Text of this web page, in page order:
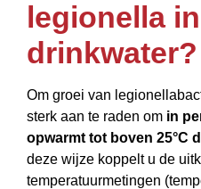
legionella
drinkwater?
Om groei van
sterk aan te raden om in
opwarmt tot boven 25°C
deze wijze koppelt u de
temperatuurmetingen